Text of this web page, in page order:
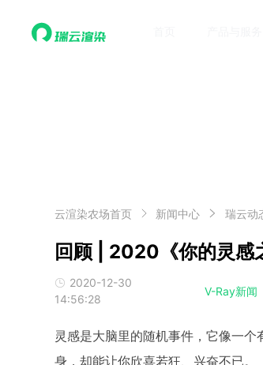
云渲染农场首页 新闻中心 瑞云动
回顾 | 2020《你的灵感
2020-12-30
14:56:28
V-Ray新闻
灵感是大脑里的随机事件，它像一
身，却能让你欣喜若狂、兴奋不已。